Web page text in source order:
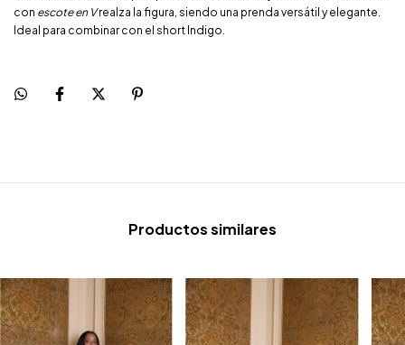
con escote en Vrealza la figura, siendo una prenda versátil y elegante.
Ideal para combinar con el short Indigo.
Productos similares